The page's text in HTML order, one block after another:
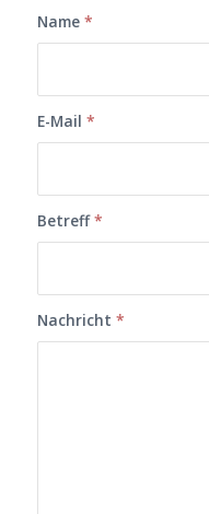
Name *
E-Mail *
Betreff*
Nachricht *